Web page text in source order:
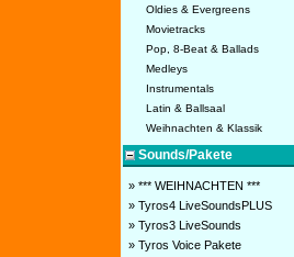
Oldies & Evergreens
Movietracks
Pop, 8-Beat & Ballads
Medleys
Instrumentals
Latin & Ballsaal
Weihnachten & Klassik
Sounds/Pakete
» *** WEIHNACHTEN ***
» Tyros4 LiveSoundsPLUS
» Tyros3 LiveSounds
» Tyros Voice Pakete